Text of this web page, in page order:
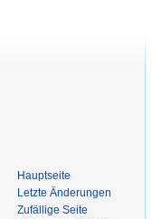
Hauptseite
Letzte Änderungen
Zufällige Seite